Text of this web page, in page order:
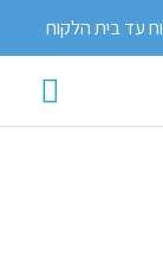
עד בית הלקוח